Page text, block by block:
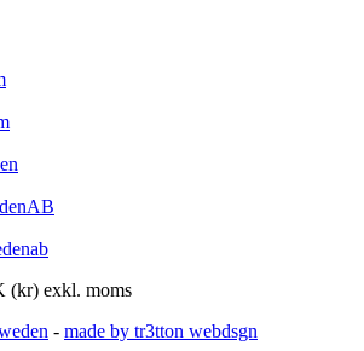
(kr) exkl. moms
- made by tr3tton webdsgn